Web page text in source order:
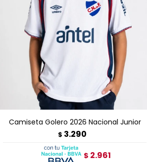
Camiseta Golero 2026 Nacional Junior
$ 3.290
$ 2.961
AGREGAR AL CARRITO